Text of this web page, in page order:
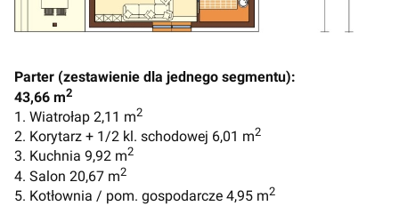
Parter (zestawienie dla jednego segmentu):
43,66 m2
1. Wiatrołap 2,11 m2
2. Korytarz + 1/2 kl. schodowej 6,01 m2
3. Kuchnia 9,92 m2
4. Salon 20,67 m2
5. Kotłownia / pom. gospodarcze 4,95 m2